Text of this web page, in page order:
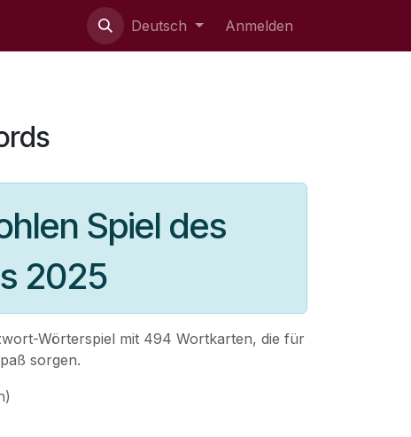
Deutsch Anmelden
Spiel des
2025
Wörterspiel mit 494 Wortkarten, die für
sorgen.